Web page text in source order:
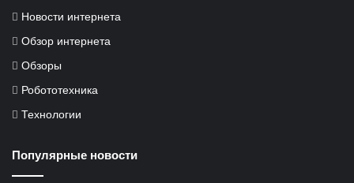
Новости интернета
Обзор интернета
Обзоры
Робототехника
Технологии
Популярные новости